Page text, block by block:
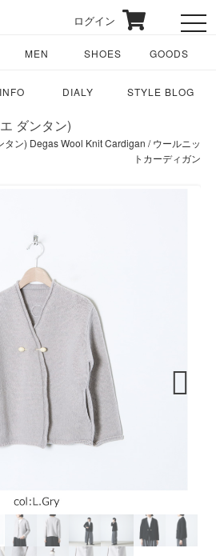
ログイン
MEN SHOES GOODS
DIALY STYLE BLOG
ダンタン)
ン) Degas Wool Knit Cardigan / ウールニッ
トカーディガン